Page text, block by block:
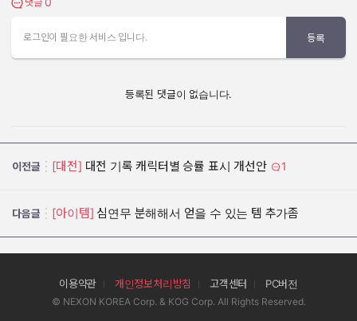
댓글 보기
로그인이 필요한 서비스 입니다. 등록
등록된 댓글이 없습니다.
이전글 [대전] 대전 기록 캐릭터별 승률 표시 개선안 1
다음글 [아이템] 심연무 분해해서 얻을 수 있는 템 추가좀
이용약관 개인정보처리방침 고객센터 PC버전
© NEXON KOREA Corp. & KOG Corp. All Rights Reserved.